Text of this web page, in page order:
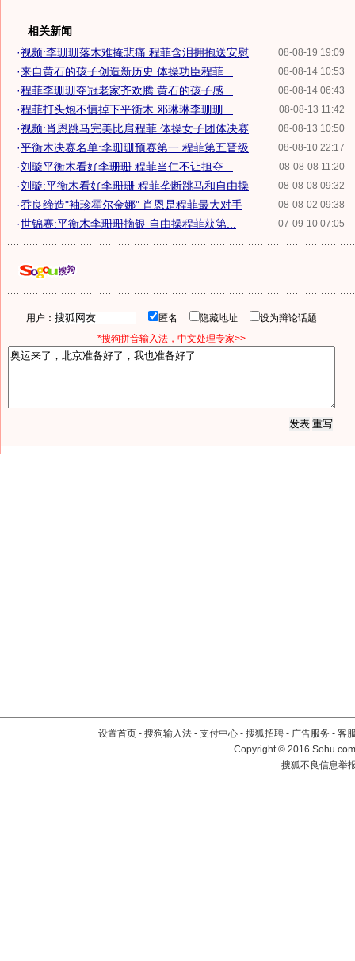
相关新闻
08-08-19 19:09
·视频:李珊珊落木难掩悲痛 程菲含泪拥抱送安慰
08-08-14 10:53
·来自黄石的孩子创造新历史 体操功臣程菲...
08-08-14 06:43
·程菲李珊珊夺冠老家齐欢腾 黄石的孩子感...
08-08-13 11:42
·程菲打头炮不慎掉下平衡木 邓琳琳李珊珊...
08-08-13 10:50
·视频:肖恩跳马完美比肩程菲 体操女子团体决赛
08-08-10 22:17
·平衡木决赛名单:李珊珊预赛第一 程菲第五晋级
08-08-08 11:20
·刘璇平衡木看好李珊珊 程菲当仁不让担夺...
08-08-08 09:32
·刘璇:平衡木看好李珊珊 程菲垄断跳马和自由操
08-08-02 09:38
·乔良缔造"袖珍霍尔金娜" 肖恩是程菲最大对手
07-09-10 07:05
·世锦赛:平衡木李珊珊摘银 自由操程菲获第...
用户： 匿名 隐藏地址
设为辩论话题
*搜狗拼音输入法，中文处理专家>>
设置首页 - 搜狗输入法 - 支付中心 - 搜狐招聘 - 广告服务 - 客
Copyright©2016
搜狐不良信息举